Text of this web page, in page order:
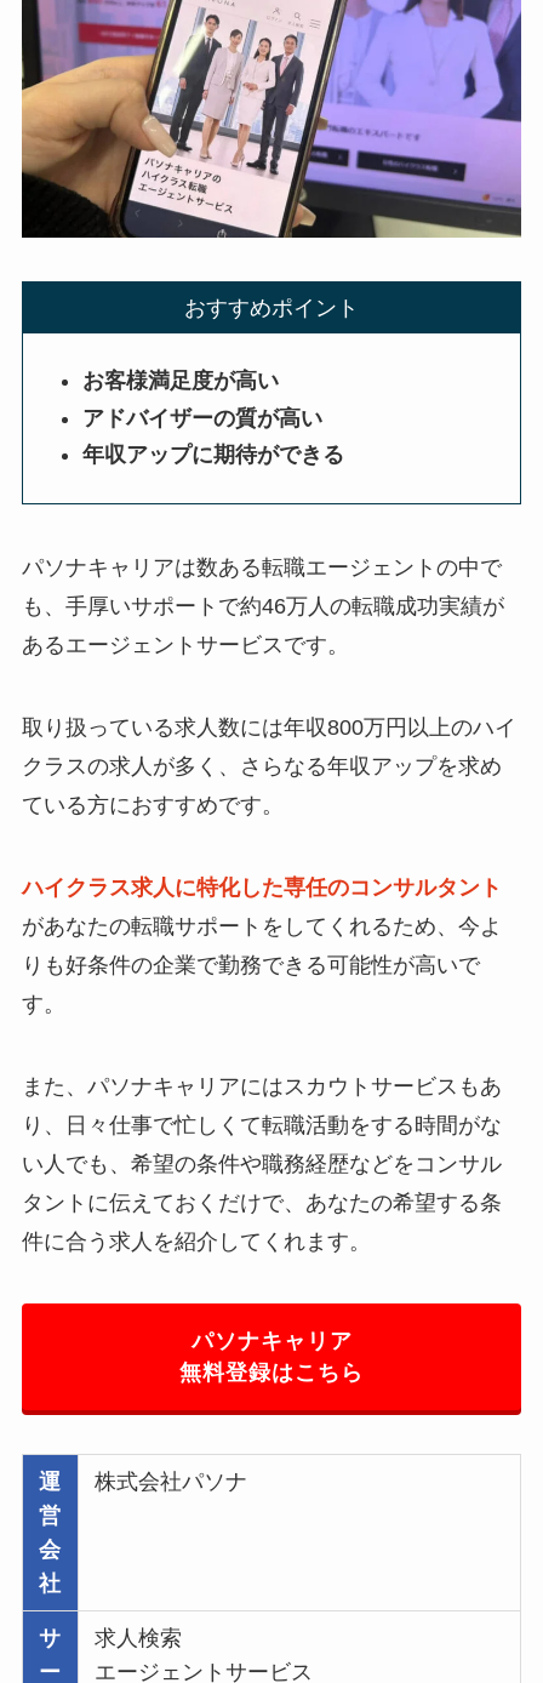
おすすめポイント
お客様満足度が高い
アドバイザーの質が高い
年収アップに期待ができる
パソナキャリアは数ある転職エージェントの中で
も、手厚いサポートで約46万人の転職成功実績が
あるエージェントサービスです。
取り扱っている求人数には年収800万円以上のハイ
クラスの求人が多く、さらなる年収アップを求め
ている方におすすめです。
ハイクラス求人に特化した専任のコンサルタント
があなたの転職サポートをしてくれるため、今よ
りも好条件の企業で勤務できる可能性が高いで
す。
また、パソナキャリアにはスカウトサービスもあ
り、日々仕事で忙しくて転職活動をする時間がな
い人でも、希望の条件や職務経歴などをコンサル
タントに伝えておくだけで、あなたの希望する条
件に合う求人を紹介してくれます。
パソナキャリア
無料登録はこちら
運
営
会
社
株式会社パソナ
サ
ー
求人検索
エージェントサービス